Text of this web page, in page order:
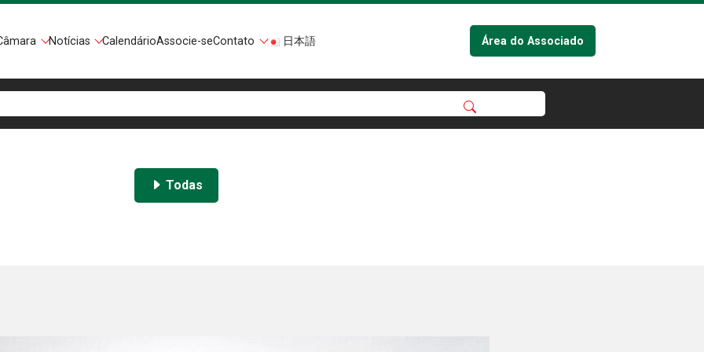
Notícias CalendárioAssocie-seContato 日本語 Área do Associado
Todas